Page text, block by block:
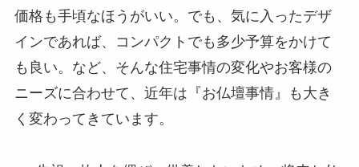
価格も手頃なほうがいい。でも、気に入ったデザ
インであれば、コンパクトでも多少予算をかけて
も良い。など、そんな住宅事情の変化やお客様の
ニーズに合わせて、近年は『お仏壇事情』も大き
く変わってきています。